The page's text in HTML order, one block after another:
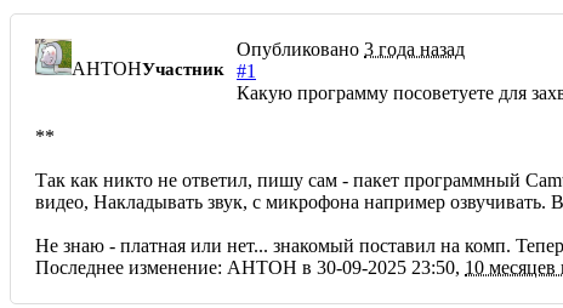
AHTOHУчастник
Опубликовано 3 года назад
#1
Какую программу посоветуете для
**
Так как никто не ответил, пишу сам - пакет программный
видео, Накладывать звук, с микрофона например озвучивать.
Не знаю - платная или нет... знакомый поставил на комп.
Последнее изменение: AHTOH в 30-09-2025 23:50, 10 месяцев